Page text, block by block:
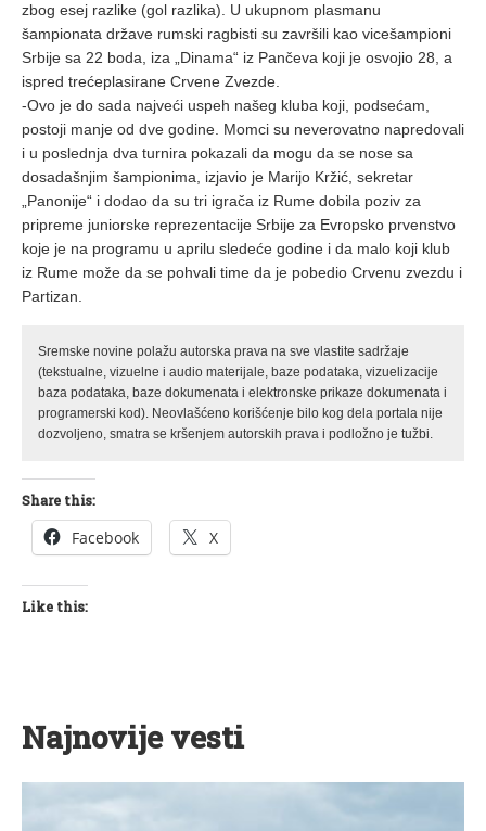
zbog esej razlike (gol razlika). U ukupnom plasmanu
šampionata države rumski ragbisti su završili kao vicešampioni
Srbije sa 22 boda, iza „Dinama“ iz Pančeva koji je osvojio 28, a
ispred trećeplasirane Crvene Zvezde.
-Ovo je do sada najveći uspeh našeg kluba koji, podsećam,
postoji manje od dve godine. Momci su neverovatno napredovali
i u poslednja dva turnira pokazali da mogu da se nose sa
dosadašnjim šampionima, izjavio je Marijo Kržić, sekretar
„Panonije“ i dodao da su tri igrača iz Rume dobila poziv za
pripreme juniorske reprezentacije Srbije za Evropsko prvenstvo
koje je na programu u aprilu sledeće godine i da malo koji klub
iz Rume može da se pohvali time da je pobedio Crvenu zvezdu i
Partizan.
Sremske novine polažu autorska prava na sve vlastite sadržaje
(tekstualne, vizuelne i audio materijale, baze podataka, vizuelizacije
baza podataka, baze dokumenata i elektronske prikaze dokumenata i
programerski kod). Neovlašćeno korišćenje bilo kog dela portala nije
dozvoljeno, smatra se kršenjem autorskih prava i podložno je tužbi.
Share this:
Facebook X
Like this:
Najnovije vesti